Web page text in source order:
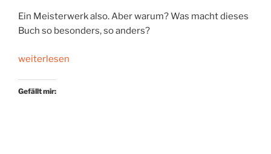
Ein Meisterwerk also. Aber warum? Was macht dieses
Buch so besonders, so anders?
„Zehn
mit
weiterlesen
Gefällt mir: